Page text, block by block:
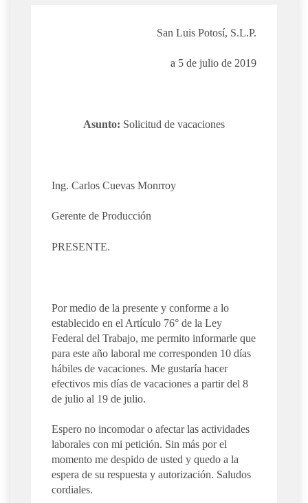
San Luis Potosí, S.L.P.
a 5 de julio de 2019
Asunto: Solicitud de vacaciones
Ing. Carlos Cuevas Monrroy
Gerente de Producción
PRESENTE.
Por medio de la presente y conforme a lo
establecido en el Artículo 76° de la Ley
Federal del Trabajo, me permito informarle que
para este año laboral me corresponden 10 días
hábiles de vacaciones. Me gustaría hacer
efectivos mis días de vacaciones a partir del 8
de julio al 19 de julio.
Espero no incomodar o afectar las actividades
laborales con mi petición. Sin más por el
momento me despido de usted y quedo a la
espera de su respuesta y autorización. Saludos
cordiales.